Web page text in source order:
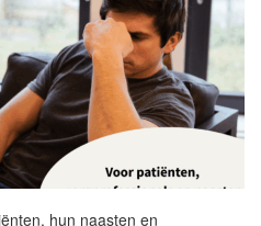
hun naasten en